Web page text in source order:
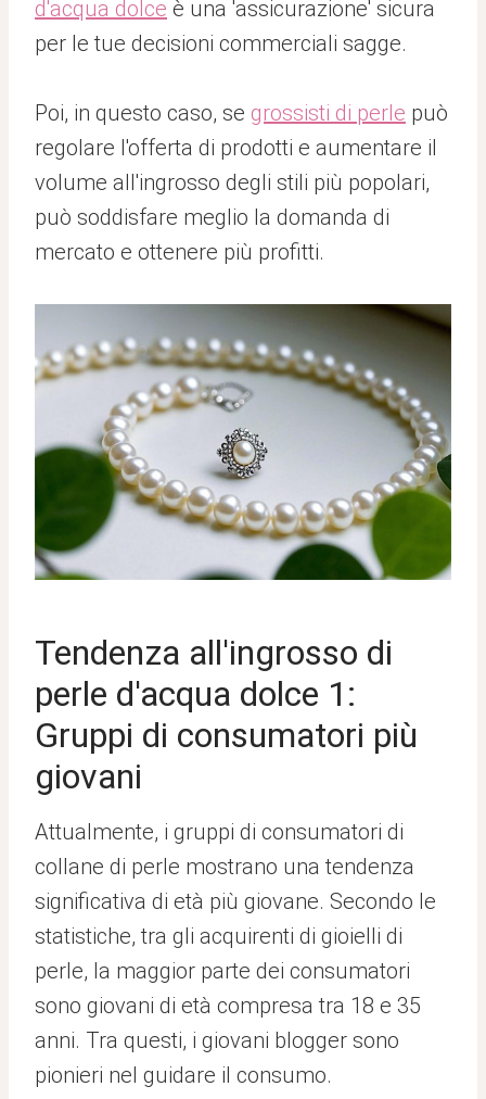
d'acqua dolce è una 'assicurazione' sicura
per le tue decisioni commerciali sagge.
Poi, in questo caso, se grossisti di perle può
regolare l'offerta di prodotti e aumentare il
volume all'ingrosso degli stili più popolari,
può soddisfare meglio la domanda di
mercato e ottenere più profitti.
Tendenza all'ingrosso di
perle d'acqua dolce 1:
Gruppi di consumatori più
giovani
Attualmente, i gruppi di consumatori di
collane di perle mostrano una tendenza
significativa di età più giovane. Secondo le
statistiche, tra gli acquirenti di gioielli di
perle, la maggior parte dei consumatori
sono giovani di età compresa tra 18 e 35
anni. Tra questi, i giovani blogger sono
pionieri nel guidare il consumo.